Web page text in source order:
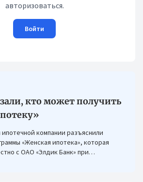
авторизоваться.
Войти
кто может получить
компании разъяснили
«Женская ипотека», которая
с ОАО «Элдик Банк» при